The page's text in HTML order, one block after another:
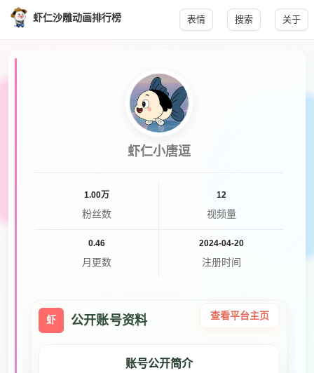
虾仁沙雕动画排行榜 表情 搜索 关于
虾仁小唐逗
1.00万
粉丝数
12
视频量
0.46
月更数
2024-04-20
注册时间
虾 公开账号资料 查看平台主页
账号公开简介